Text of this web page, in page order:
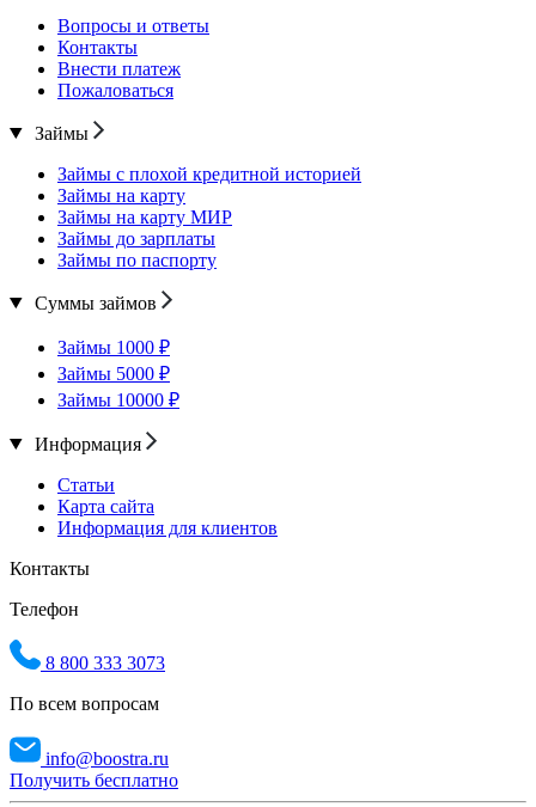
Вопросы и ответы
Контакты
Внести платеж
Пожаловаться
Займы
Займы с плохой кредитной историей
Займы на карту
Займы на карту МИР
Займы до зарплаты
Займы по паспорту
Суммы займов
Займы 1000 ₽
Займы 5000 ₽
Займы 10000 ₽
Информация
Статьи
Карта сайта
Информация для клиентов
Контакты
Телефон
8 800 333 3073
По всем вопросам
info@boostra.ru
Получить бесплатно